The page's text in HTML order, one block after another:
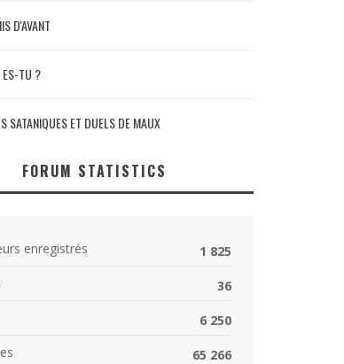
D'AVANT
ES-TU ?
SATANIQUES ET DUELS DE MAUX
FORUM STATISTICS
enregistrés
1 825
36
6 250
65 266